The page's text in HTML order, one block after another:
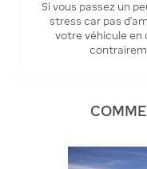
Si vous passez un
stress car pas
votre véhicule en